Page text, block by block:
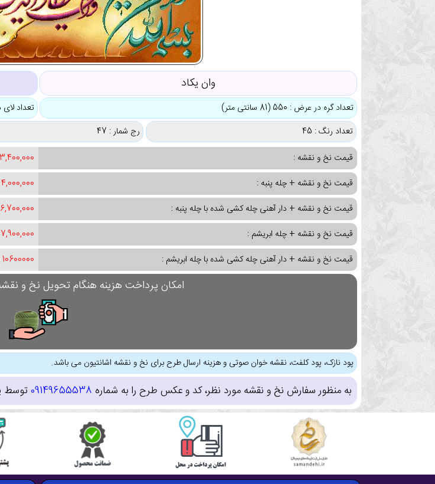
وان یکاد
تعداد گره در عرض : 550 (81 سانتی متر)
تعداد لای در طول :
تعداد رنگ : 45
رج شمار : 47
قیمت نخ و نقشه :
3,400,000
قیمت نخ و نقشه + چله پنبه :
4,000,000
قیمت نخ و نقشه + دار آهنی چله کشی شده با چله پنبه :
6,700,000
قیمت نخ و نقشه + چله ابریشم :
7,900,000
قیمت نخ و نقشه + دار آهنی چله کشی شده با چله ابریشم :
10600000
امکان پرداخت هزینه هنگام تحویل نخ و
پود نازک، پود کلفت، نقشه خوان صوتی و هزینه ارسال طرح برای نخ و نقشه اشانتیون می باشد.
به منظور سفارش نخ و نقشه مورد نظر، کد و عکس طرح را به شماره 09149655538توسط